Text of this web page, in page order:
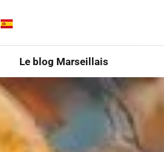
Le blog Marseillais